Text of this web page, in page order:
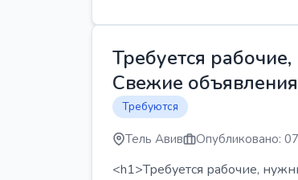
Требуется
Свежие
Требуются
Тель Авив Опубликовано:
<h1>Требуется рабочие,